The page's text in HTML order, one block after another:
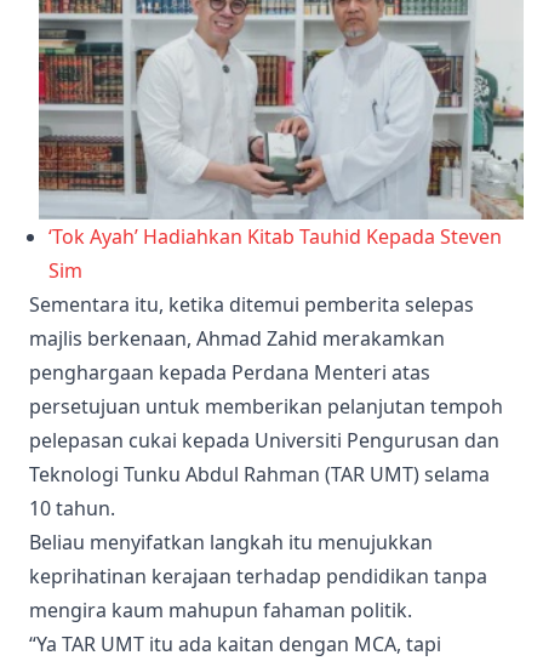
‘Tok Ayah’ Hadiahkan Kitab Tauhid Kepada Steven
Sim
Sementara itu, ketika ditemui pemberita selepas
majlis berkenaan, Ahmad Zahid merakamkan
penghargaan kepada Perdana Menteri atas
persetujuan untuk memberikan pelanjutan tempoh
pelepasan cukai kepada Universiti Pengurusan dan
Teknologi Tunku Abdul Rahman (TAR UMT) selama
10 tahun.
Beliau menyifatkan langkah itu menujukkan
keprihatinan kerajaan terhadap pendidikan tanpa
mengira kaum mahupun fahaman politik.
“Ya TAR UMT itu ada kaitan dengan MCA, tapi